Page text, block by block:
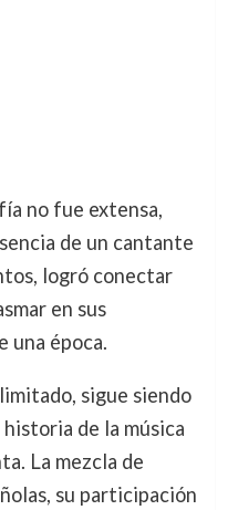
no fue extensa,
de un cantante
logró conectar
en sus
una época.
sigue siendo
de la música
La mezcla de
su participación